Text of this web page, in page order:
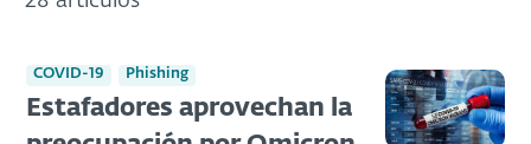
COVID-19 Phishing
Estafadores aprovechan la